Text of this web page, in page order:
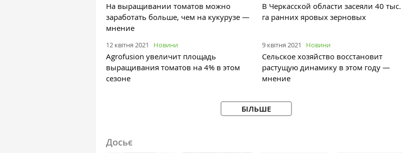
На выращивании томатов можно
заработать больше, чем на кукурузе —
мнение
В Черкасской области засеяли 40 тыс.
га ранних яровых зерновых
12 квітня 2021 Новини
Agrofusion увеличит площадь
выращивания томатов на 4% в этом
сезоне
9 квітня 2021 Новини
Сельское хозяйство восстановит
растущую динамику в этом году —
мнение
БІЛЬШЕ
Досьє